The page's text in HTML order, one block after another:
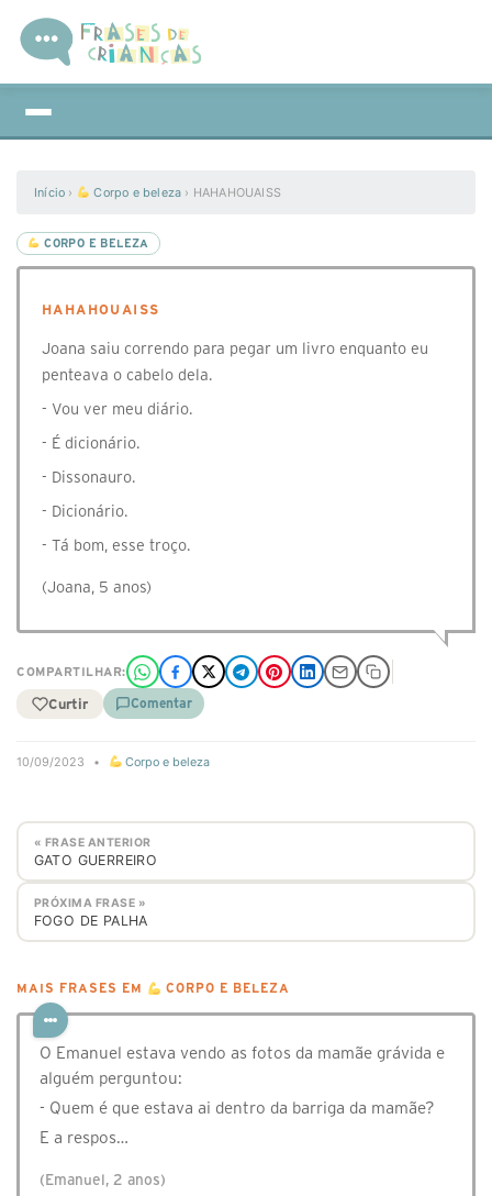
Início › Corpo e beleza › HAHAHOUAISS
CORPO E BELEZA
HAHAHOUAISS
Joana saiu correndo para pegar um livro enquanto eu
penteava o cabelo dela.
- Vou ver meu diário.
- É dicionário.
- Dissonauro.
- Dicionário.
- Tá bom, esse troço.
(Joana, 5 anos)
COMPARTILHAR:
Curtir Comentar
10/09/2023 • Corpo e beleza
« FRASE ANTERIOR
GATO GUERREIRO
PRÓXIMA FRASE »
FOGO DE PALHA
MAIS FRASES EM CORPO E BELEZA
O Emanuel estava vendo as fotos da mamãe grávida e
alguém perguntou:
- Quem é que estava ai dentro da barriga da mamãe?
E a respos…
(Emanuel, 2 anos)